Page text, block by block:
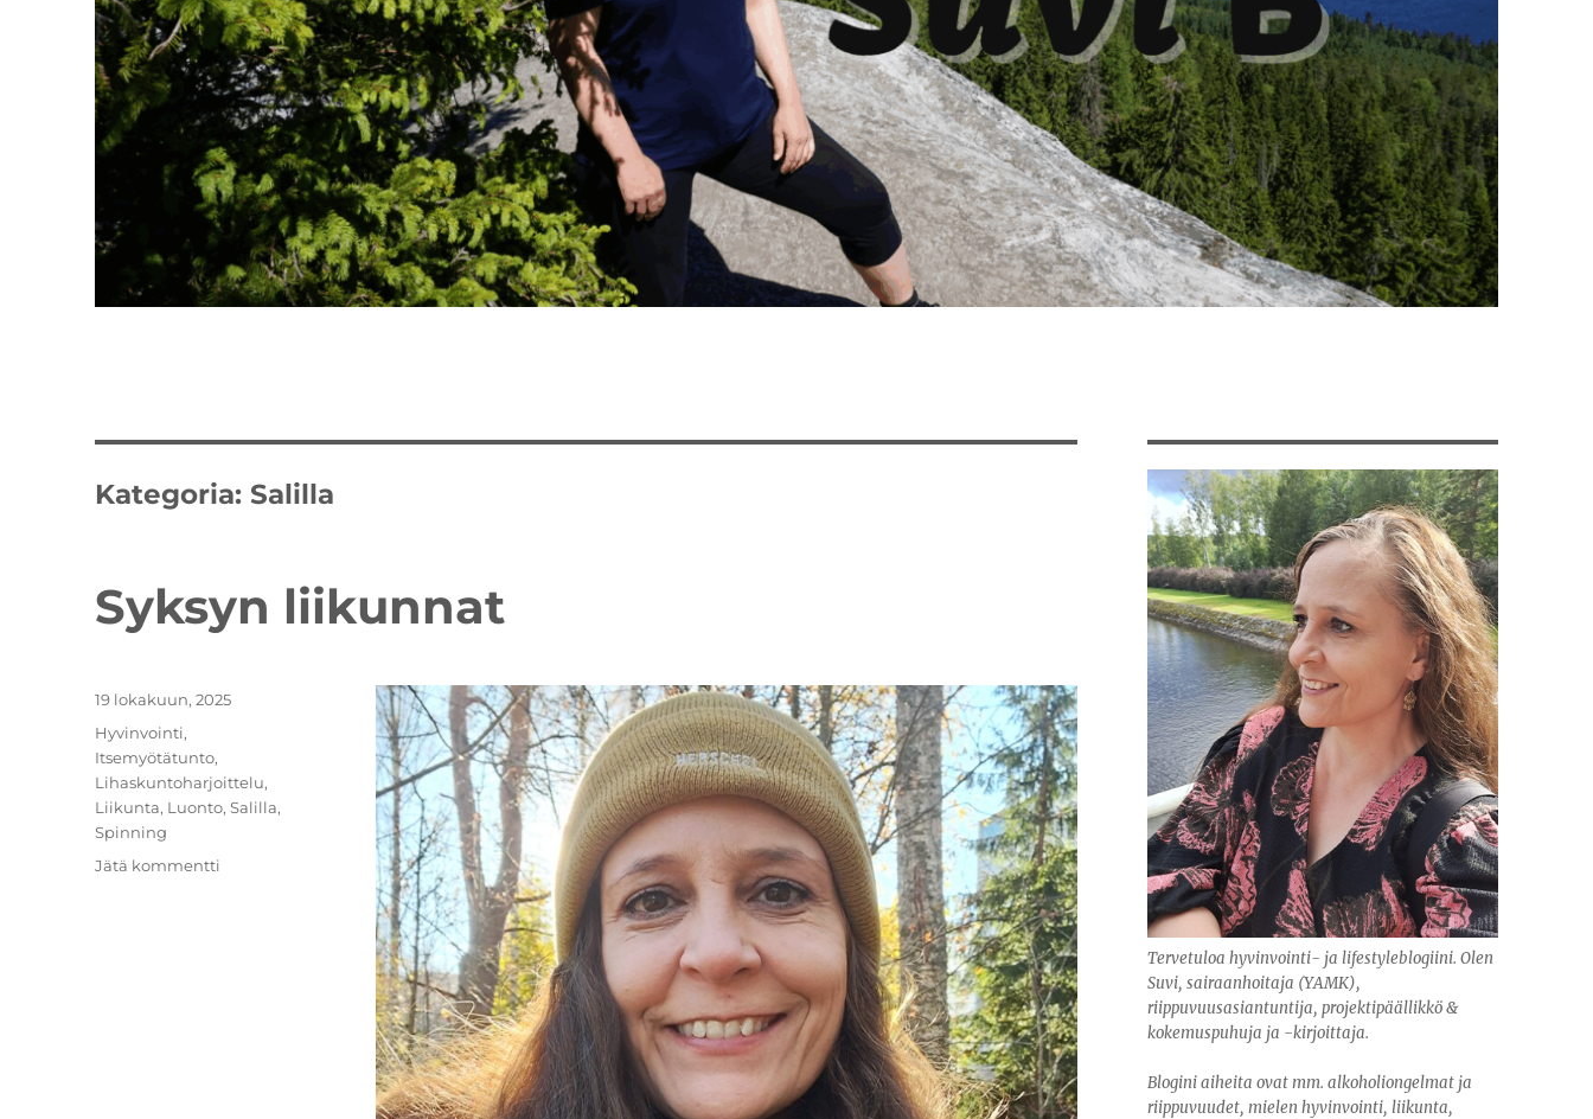
Kategoria:Salilla
Syksyn liikunnat
Julkaistu
19 lokakuun, 2025
Kategoriat
Hyvinvointi,
Itsemyötätunto,
Lihaskuntoharjoittelu,
Liikunta, Luonto,Salilla,
Spinning
Jätä kommentti
Tervetuloa hyvinvointi- ja lifestyleblogiini. Olen
Suvi, sairaanhoitaja (YAMK),
riippuvuusasiantuntija, projektipäällikkö &
kokemuspuhuja ja -kirjoittaja.
Blogini aiheita ovat mm. alkoholiongelmat ja
riippuvuudet, mielen hyvinvointi, liikunta,